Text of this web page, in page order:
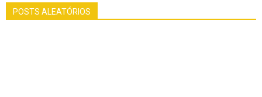
POSTS ALEATÓRIOS